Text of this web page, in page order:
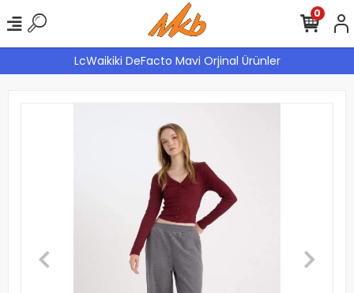
LcWaikiki DeFacto Mavi Orjinal Ürünler
0